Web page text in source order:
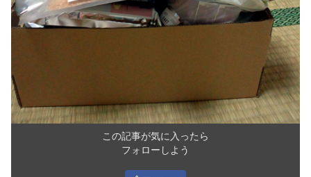
この記事が気に入ったら
フォローしよう